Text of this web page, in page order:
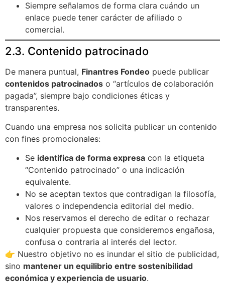
Siempre señalamos de forma clara cuándo un
enlace puede tener carácter de afiliado o
comercial.
2.3. Contenido patrocinado
De manera puntual, Finantres Fondeo puede publicar
contenidos patrocinados o “artículos de colaboración
pagada”, siempre bajo condiciones éticas y
transparentes.
Cuando una empresa nos solicita publicar un contenido
con fines promocionales:
Se identifica de forma expresa con la etiqueta
“Contenido patrocinado” o una indicación
equivalente.
No se aceptan textos que contradigan la filosofía,
valores o independencia editorial del medio.
Nos reservamos el derecho de editar o rechazar
cualquier propuesta que consideremos engañosa,
confusa o contraria al interés del lector.
👉 Nuestro objetivo no es inundar el sitio de publicidad,
sino mantener un equilibrio entre sostenibilidad
económica y experiencia de usuario.